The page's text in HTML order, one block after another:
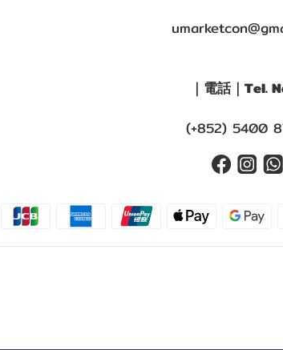
｜電話｜Tel.
(+852) 5400